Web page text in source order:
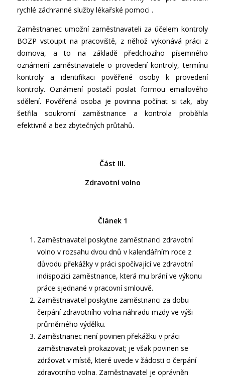
rychlé záchranné služby lékařské pomoci .
Zaměstnanec umožní zaměstnavateli za účelem kontroly
BOZP vstoupit na pracoviště, z něhož vykonává práci z
domova, a to na základě předchozího písemného
oznámení zaměstnavatele o provedení kontroly, termínu
kontroly a identifikaci pověřené osoby k provedení
kontroly. Oznámení postačí poslat formou emailového
sdělení. Pověřená osoba je povinna počínat si tak, aby
šetřila soukromí zaměstnance a kontrola proběhla
efektivně a bez zbytečných průtahů.
Část III.
Zdravotní volno
Článek 1
Zaměstnavatel poskytne zaměstnanci zdravotní
volno v rozsahu dvou dnů v kalendářním roce z
důvodu překážky v práci spočívající ve zdravotní
indispozici zaměstnance, která mu brání ve výkonu
práce sjednané v pracovní smlouvě.
Zaměstnavatel poskytne zaměstnanci za dobu
čerpání zdravotního volna náhradu mzdy ve výši
průměrného výdělku.
Zaměstnanec není povinen překážku v práci
zaměstnavateli prokazovat; je však povinen se
zdržovat v místě, které uvede v žádosti o čerpání
zdravotního volna. Zaměstnavatel je oprávněn